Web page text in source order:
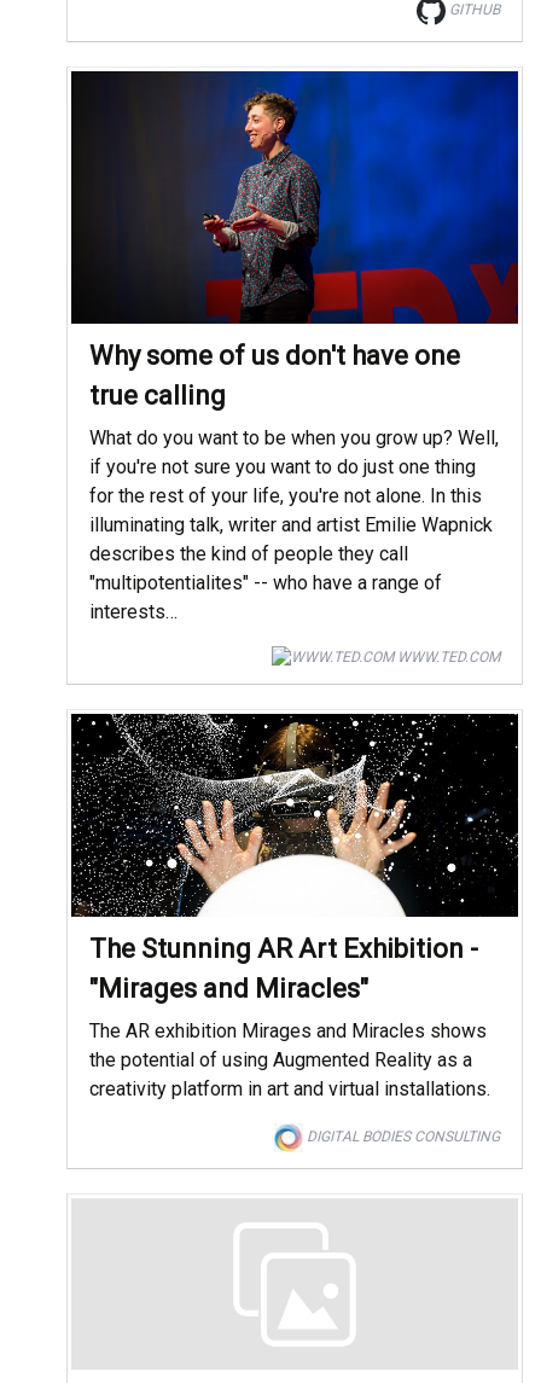
GITHUB
Why some of us don't have one
true calling
What do you want to be when you grow up? Well,
if you're not sure you want to do just one thing
for the rest of your life, you're not alone. In this
illuminating talk, writer and artist Emilie Wapnick
describes the kind of people they call
"multipotentialites" -- who have a range of
interests…
WWW.TED.COM
The Stunning AR Art Exhibition -
"Mirages and Miracles"
The AR exhibition Mirages and Miracles shows
the potential of using Augmented Reality as a
creativity platform in art and virtual installations.
DIGITAL BODIES CONSULTING